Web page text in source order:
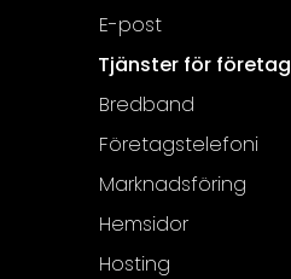
E-post
Tjänster för företag
Bredband
Företagstelefoni
Marknadsföring
Hemsidor
Hosting